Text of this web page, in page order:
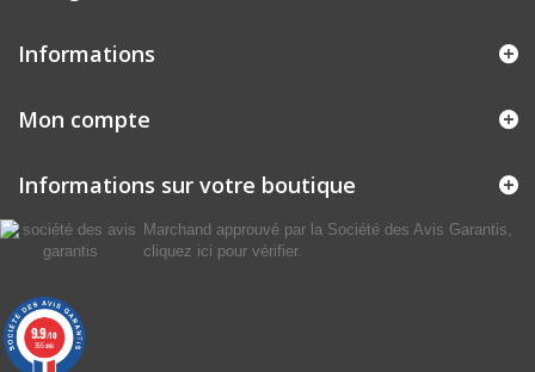
Informations
Mon compte
Informations sur votre boutique
Marchand approuvé par la Société des Avis Garantis,
cliquez ici pour vérifier.
9.9/10
355 avis